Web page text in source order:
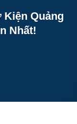
Quảng
Nhất!